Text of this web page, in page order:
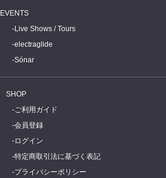
EVENTS
Live Shows / Tours
electraglide
Sónar
SHOP
ご利用ガイド
会員登録
ログイン
特定商取引法に基づく表記
プライバシーポリシー